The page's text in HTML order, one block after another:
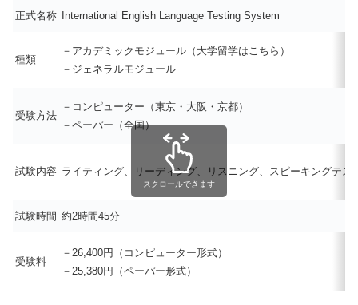
正式名称 International English Language Testing System
種類
－アカデミックモジュール（大学留学はこちら）
－ジェネラルモジュール
受験方法
－コンピューター（東京・大阪・京都）
－ペーパー（全国）
試験内容 ライティング、リーディング、リスニング、スピーキングテス
試験時間 約2時間45分
受験料
－26,400円（コンピューター形式）
－25,380円（ペーパー形式）
スクロールできます